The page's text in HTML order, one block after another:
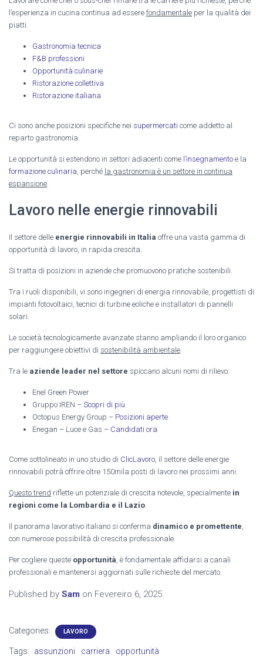
l’esperienza in cucina continua ad essere fondamentale per la qualità dei
piatti.
Gastronomia tecnica
F&B professioni
Opportunità culinarie
Ristorazione collettiva
Ristorazione italiana
Ci sono anche posizioni specifiche nei supermercati come addetto al
reparto gastronomia.
Le opportunità si estendono in settori adiacenti come l’insegnamento e la
formazione culinaria , perché la gastronomia è un settore in continua
espansione
Lavoro nelle energie rinnovabili
Il settore delle energie rinnovabili in Italia offre una vasta gamma di
opportunità di lavoro, in rapida crescita.
Si tratta di posizioni in aziende che promuovono pratiche sostenibili.
Tra i ruoli disponibili, vi sono ingegneri di energia rinnovabile, progettisti di
impianti fotovoltaici, tecnici di turbine eoliche e installatori di pannelli
solari.
Le società tecnologicamente avanzate stanno ampliando il loro organico
per raggiungere obiettivi di sostenibilità ambientale
Tra le aziende leader nel settore spiccano alcuni nomi di rilievo:
Enel Green Power
Gruppo IREN – Scopri di più
Octopus Energy Group – Posizioni aperte
Enegan – Luce e Gas – Candidati ora
Come sottolineato in uno studio di ClicLavoro , il settore delle energie
rinnovabili potrà offrire oltre 150mila posti di lavoro nei prossimi anni.
Questo trend riflette un potenziale di crescita notevole, specialmente in
regioni come la Lombardia e il Lazio
Il panorama lavorativo italiano si conferma dinamico e promettente
con numerose possibilità di crescita professionale.
Per cogliere queste opportunità , è fondamentale affidarsi a canali
professionali e mantenersi aggiornati sulle richieste del mercato.
Published by Sam on Fevereiro 6, 2025
Categories: LAVORO
Tags: assunzioni carriera opportunità